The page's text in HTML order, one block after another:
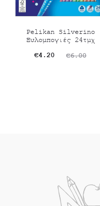
Pelikan Silverino
Ξυλομπογιές 24τμχ
€6.00
Original
€4.20
Η